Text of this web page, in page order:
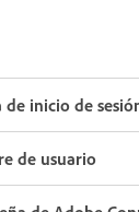
inicio de
de usuario